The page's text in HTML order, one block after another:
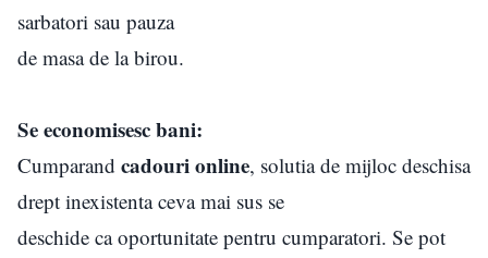
sarbatori sau pauza
de masa de la birou.
Se economisesc bani:
Cumparand cadouri online, solutia de mijloc deschisa
drept inexistenta ceva mai sus se
deschide ca oportunitate pentru cumparatori. Se pot